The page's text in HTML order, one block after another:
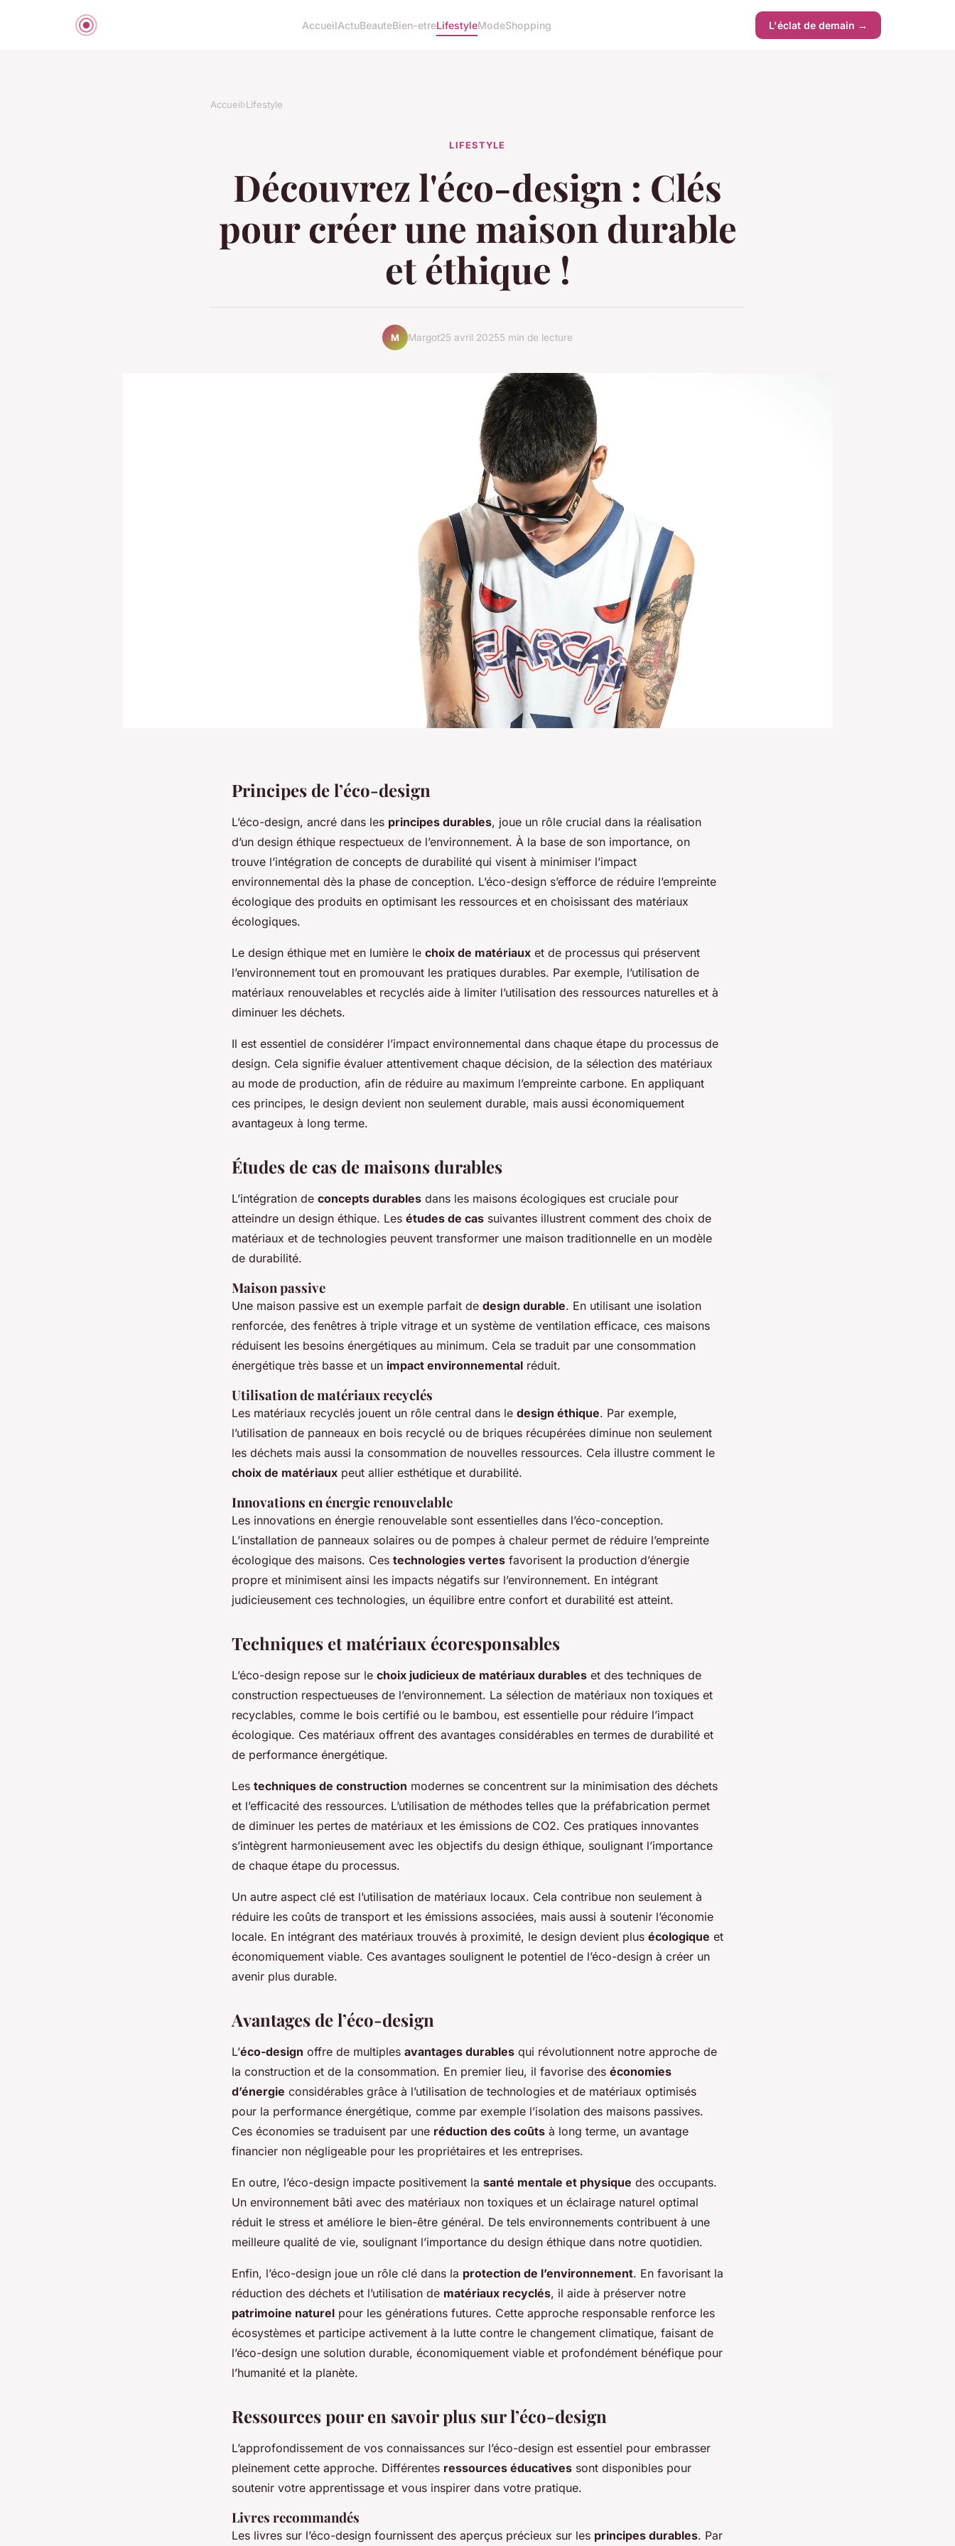
AccueilActuBeauteBien-etreLifestyleModeShopping L'éclat de demain →
Accueil›Lifestyle
LIFESTYLE
Découvrez l'éco-design : Clés
pour créer une maison durable
et éthique !
M Margot25 avril 20255 min de lecture
Principes de l’éco-design
L’éco-design, ancré dans les principes durables, joue un rôle crucial dans la réalisation
d’un design éthique respectueux de l’environnement. À la base de son importance, on
trouve l’intégration de concepts de durabilité qui visent à minimiser l’impact
environnemental dès la phase de conception. L’éco-design s’efforce de réduire l’empreinte
écologique des produits en optimisant les ressources et en choisissant des matériaux
écologiques.
Le design éthique met en lumière le choix de matériaux et de processus qui préservent
l’environnement tout en promouvant les pratiques durables. Par exemple, l’utilisation de
matériaux renouvelables et recyclés aide à limiter l’utilisation des ressources naturelles et à
diminuer les déchets.
Il est essentiel de considérer l’impact environnemental dans chaque étape du processus de
design. Cela signifie évaluer attentivement chaque décision, de la sélection des matériaux
au mode de production, afin de réduire au maximum l’empreinte carbone. En appliquant
ces principes, le design devient non seulement durable, mais aussi économiquement
avantageux à long terme.
Études de cas de maisons durables
L’intégration de concepts durables dans les maisons écologiques est cruciale pour
atteindre un design éthique. Les études de cas suivantes illustrent comment des choix de
matériaux et de technologies peuvent transformer une maison traditionnelle en un modèle
de durabilité.
Maison passive
Une maison passive est un exemple parfait de design durable. En utilisant une isolation
renforcée, des fenêtres à triple vitrage et un système de ventilation efficace, ces maisons
réduisent les besoins énergétiques au minimum. Cela se traduit par une consommation
énergétique très basse et un impact environnemental réduit.
Utilisation de matériaux recyclés
Les matériaux recyclés jouent un rôle central dans le design éthique. Par exemple,
l’utilisation de panneaux en bois recyclé ou de briques récupérées diminue non seulement
les déchets mais aussi la consommation de nouvelles ressources. Cela illustre comment le
choix de matériaux peut allier esthétique et durabilité.
Innovations en énergie renouvelable
Les innovations en énergie renouvelable sont essentielles dans l’éco-conception.
L’installation de panneaux solaires ou de pompes à chaleur permet de réduire l’empreinte
écologique des maisons. Ces technologies vertes favorisent la production d’énergie
propre et minimisent ainsi les impacts négatifs sur l’environnement. En intégrant
judicieusement ces technologies, un équilibre entre confort et durabilité est atteint.
Techniques et matériaux écoresponsables
L’éco-design repose sur le choix judicieux de matériaux durables et des techniques de
construction respectueuses de l’environnement. La sélection de matériaux non toxiques et
recyclables, comme le bois certifié ou le bambou, est essentielle pour réduire l’impact
écologique. Ces matériaux offrent des avantages considérables en termes de durabilité et
de performance énergétique.
Les techniques de construction modernes se concentrent sur la minimisation des déchets
et l’efficacité des ressources. L’utilisation de méthodes telles que la préfabrication permet
de diminuer les pertes de matériaux et les émissions de CO2. Ces pratiques innovantes
s’intègrent harmonieusement avec les objectifs du design éthique, soulignant l’importance
de chaque étape du processus.
Un autre aspect clé est l’utilisation de matériaux locaux. Cela contribue non seulement à
réduire les coûts de transport et les émissions associées, mais aussi à soutenir l’économie
locale. En intégrant des matériaux trouvés à proximité, le design devient plus écologique et
économiquement viable. Ces avantages soulignent le potentiel de l’éco-design à créer un
avenir plus durable.
Avantages de l’éco-design
L’éco-design offre de multiples avantages durables qui révolutionnent notre approche de
la construction et de la consommation. En premier lieu, il favorise des économies
d’énergie considérables grâce à l’utilisation de technologies et de matériaux optimisés
pour la performance énergétique, comme par exemple l’isolation des maisons passives.
Ces économies se traduisent par une réduction des coûts à long terme, un avantage
financier non négligeable pour les propriétaires et les entreprises.
En outre, l’éco-design impacte positivement la santé mentale et physique des occupants.
Un environnement bâti avec des matériaux non toxiques et un éclairage naturel optimal
réduit le stress et améliore le bien-être général. De tels environnements contribuent à une
meilleure qualité de vie, soulignant l’importance du design éthique dans notre quotidien.
Enfin, l’éco-design joue un rôle clé dans la protection de l’environnement. En favorisant la
réduction des déchets et l’utilisation de matériaux recyclés, il aide à préserver notre
patrimoine naturel pour les générations futures. Cette approche responsable renforce les
écosystèmes et participe activement à la lutte contre le changement climatique, faisant de
l’éco-design une solution durable, économiquement viable et profondément bénéfique pour
l’humanité et la planète.
Ressources pour en savoir plus sur l’éco-design
L’approfondissement de vos connaissances sur l’éco-design est essentiel pour embrasser
pleinement cette approche. Différentes ressources éducatives sont disponibles pour
soutenir votre apprentissage et vous inspirer dans votre pratique.
Livres recommandés
Les livres sur l’éco-design fournissent des aperçus précieux sur les principes durables. Par